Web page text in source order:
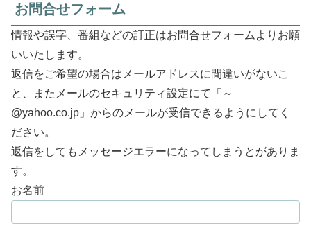
お問合せフォーム
情報や誤字、番組などの訂正はお問合せフォームよりお願
いいたします。
返信をご希望の場合はメールアドレスに間違いがないこ
と、またメールのセキュリティ設定にて「～
@yahoo.co.jp」からのメールが受信できるようにしてく
ださい。
返信をしてもメッセージエラーになってしまうとがありま
す。
お名前